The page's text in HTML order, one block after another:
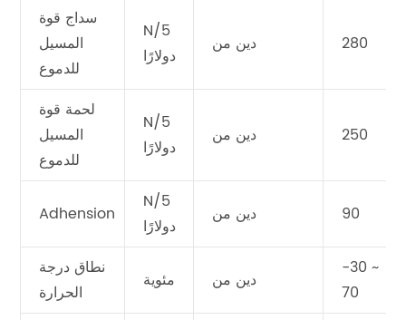
سداج قوة
المسيل
للدموع
N/5
دولارًا
دين من 280
لحمة قوة
المسيل
للدموع
N/5
دولارًا
دين من 250
Adhension
N/5
دولارًا
دين من 90
نطاق درجة
الحرارة
مئوية دين من
-30 ~
70